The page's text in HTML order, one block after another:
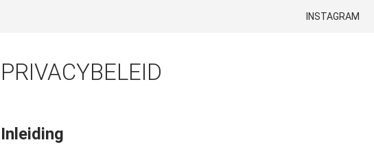
INSTAGRAM
PRIVACYBELEID
Inleiding